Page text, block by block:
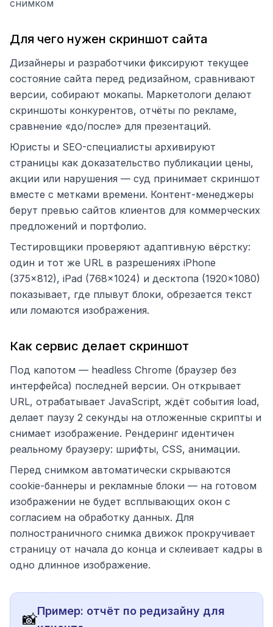
снимком
Для чего нужен скриншот сайта
Дизайнеры и разработчики фиксируют текущее
состояние сайта перед редизайном, сравнивают
версии, собирают мокапы. Маркетологи делают
скриншоты конкурентов, отчёты по рекламе,
сравнение «до/после» для презентаций.
Юристы и SEO-специалисты архивируют
страницы как доказательство публикации цены,
акции или нарушения — суд принимает скриншот
вместе с метками времени. Контент-менеджеры
берут превью сайтов клиентов для коммерческих
предложений и портфолио.
Тестировщики проверяют адаптивную вёрстку:
один и тот же URL в разрешениях iPhone
(375×812), iPad (768×1024) и десктопа (1920×1080)
показывает, где плывут блоки, обрезается текст
или ломаются изображения.
Как сервис делает скриншот
Под капотом — headless Chrome (браузер без
интерфейса) последней версии. Он открывает
URL, отрабатывает JavaScript, ждёт события load,
делает паузу 2 секунды на отложенные скрипты и
снимает изображение. Рендеринг идентичен
реальному браузеру: шрифты, CSS, анимации.
Перед снимком автоматически скрываются
cookie-баннеры и рекламные блоки — на готовом
изображении не будет всплывающих окон с
согласием на обработку данных. Для
полностраничного снимка движок прокручивает
страницу от начала до конца и склеивает кадры в
одно длинное изображение.
📸Пример: отчёт по редизайну для